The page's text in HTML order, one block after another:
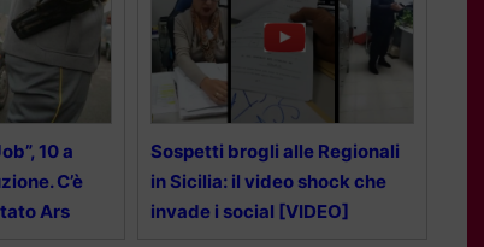
10 a
C’è
Ars
Sospetti brogli alle Regionali
in Sicilia: il video shock che
invade i social [VIDEO]